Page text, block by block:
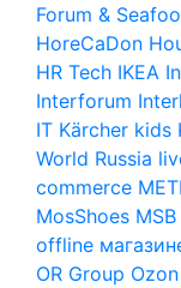
Forum &
HoreCaDon
HR Tech IKEA
Interforum
IT Kärcher kids
World Russia
commerce
MosShoes
offline
OR Group Ozon